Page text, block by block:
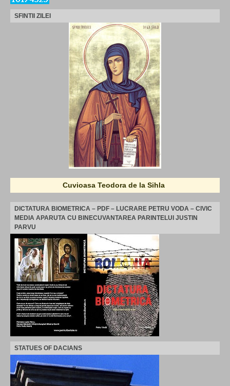
SFINTII ZILEI
Cuvioasa Teodora de la Sihla
DICTATURA BIOMETRICA – PDF – LUCRARE PETRU VODA – CIVIC
MEDIA APARUTA CU BINECUVANTAREA PARINTELUI JUSTIN
PARVU
STATUES OF DACIANS